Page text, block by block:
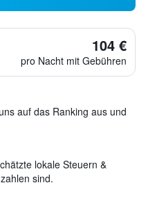
104 €
pro Nacht mit Gebühren
auf das Ranking aus und
lokale Steuern &
sind.